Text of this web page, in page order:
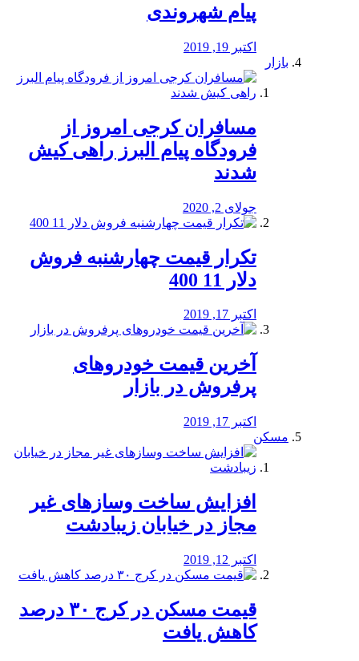
پیام شهروندی
اکتبر 19, 2019
بازار
مسافران کرجی امروز از
فرودگاه پیام البرز راهی کیش
شدند
جولای 2, 2020
تکرار قیمت چهارشنبه فروش
دلار 11 400
اکتبر 17, 2019
آخرین قیمت خودرو‌های
پرفروش در بازار
اکتبر 17, 2019
مسکن
افزایش ساخت وسازهای غیر
مجاز در خیابان زیبادشت
اکتبر 12, 2019
️قیمت مسکن در کرج ۳۰ درصد
کاهش یافت